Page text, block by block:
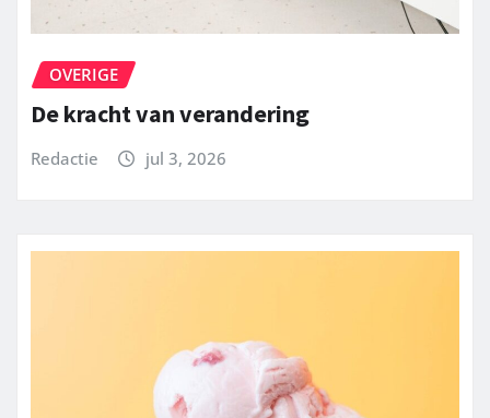
OVERIGE
De kracht van verandering
Redactie jul 3, 2026